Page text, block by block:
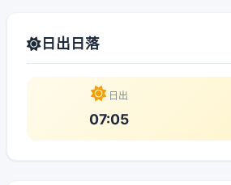
日出日落
日出
07:05